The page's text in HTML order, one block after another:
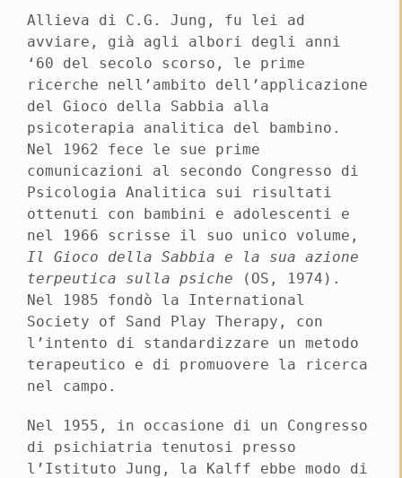
Allieva di C.G. Jung, fu lei ad
avviare, già agli albori degli anni
‘60 del secolo scorso, le prime
ricerche nell’ambito dell’applicazione
del Gioco della Sabbia alla
psicoterapia analitica del bambino.
Nel 1962 fece le sue prime
comunicazioni al secondo Congresso di
Psicologia Analitica sui risultati
ottenuti con bambini e adolescenti e
nel 1966 scrisse il suo unico volume,
Il Gioco della Sabbia e la sua azione
terpeutica sulla psiche (OS, 1974).
Nel 1985 fondò la International
Society of Sand Play Therapy, con
l’intento di standardizzare un metodo
terapeutico e di promuovere la ricerca
nel campo.
Nel 1955, in occasione di un Congresso
di psichiatria tenutosi presso
l’Istituto Jung, la Kalff ebbe modo di